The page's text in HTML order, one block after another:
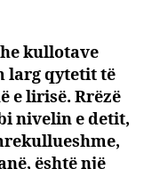
kullotave
larg qytetit të
e lirisë. Rrëzë
nivelin e detit,
është një